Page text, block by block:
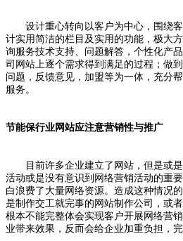
设计重心转向以客户为中心，围绕客
计实用简洁的栏目及实用的功能，极大
询服务技术支持、问题解答，个性化产
司网站上逐个需求得到满足的过程；做
问题，反馈意见，加盟等为一体，充分
服务。
节能保行业网站应注意营销性与推广
目前许多企业建立了网站，但是或是
活动或是没有意识到网络营销活动的重
白浪费了大量网络资源。造成这种情况
是制作交工就完事的网站制作公司，或
根本不能完整体会实现客户开展网络营
业带来效果，反而会给企业加重负担，